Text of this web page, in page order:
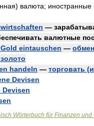
валюта; иностранные
—
валютные
eintauschen —
handeln — торговать
Devisen
Devisen
Wörterbuch für Finanzen und